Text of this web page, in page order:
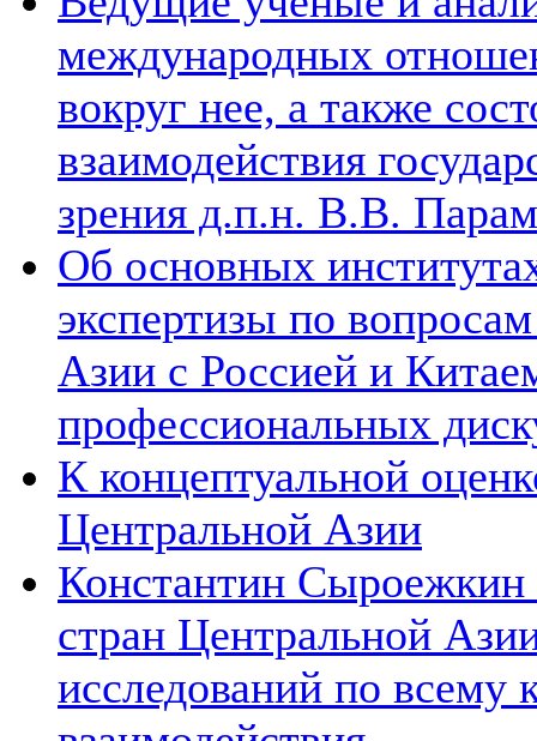
международных
вокруг нее, а также
взаимодействия
зрения д.п.н. В.В.
Об основных
экспертизы по
Азии с Россией и
профессиональных
К концептуальной
Центральной Азии
Константин Сыроежкин
стран Центральной
исследований по всему